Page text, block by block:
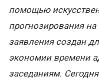
помощью
прогнозирования
заявления создан
экономии времени
заседаниям. Сегодня